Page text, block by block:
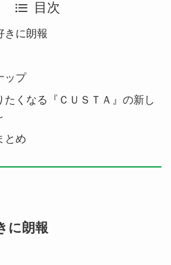
目次
きに朗報
ップ
たくなる『ＣＵＳＴＡ』の新し
とめ
に朗報